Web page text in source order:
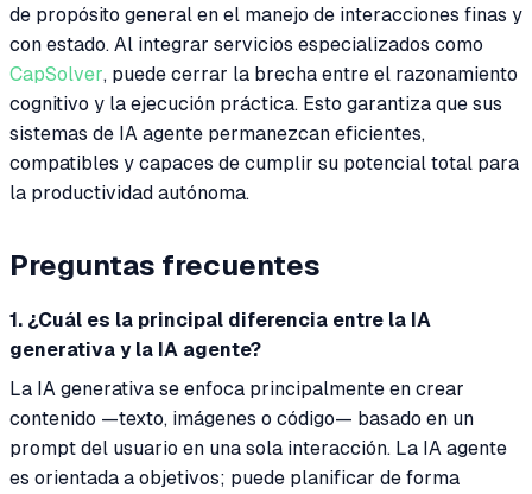
de propósito general en el manejo de interacciones finas y
con estado. Al integrar servicios especializados como
CapSolver, puede cerrar la brecha entre el razonamiento
cognitivo y la ejecución práctica. Esto garantiza que sus
sistemas de IA agente permanezcan eficientes,
compatibles y capaces de cumplir su potencial total para
la productividad autónoma.
Preguntas frecuentes
1. ¿Cuál es la principal diferencia entre la IA
generativa y la IA agente?
La IA generativa se enfoca principalmente en crear
contenido —texto, imágenes o código— basado en un
prompt del usuario en una sola interacción. La IA agente
es orientada a objetivos; puede planificar de forma